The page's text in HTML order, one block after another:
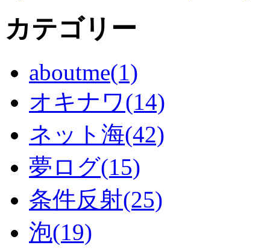
カテゴリー
aboutme(1)
オキナワ(14)
ネット海(42)
夢ログ(15)
条件反射(25)
泡(19)